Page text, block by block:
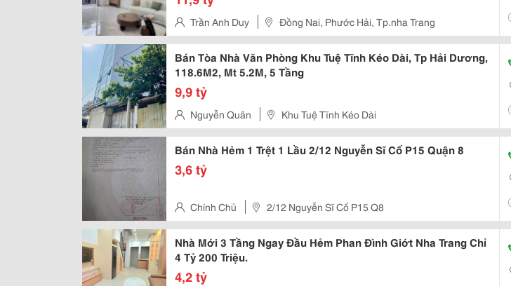
Trần Anh Duy Đồng Nai, Phước Hải, Tp.nha Trang
Bán Tòa Nhà Văn Phòng Khu Tuệ Tĩnh Kéo Dài, Tp Hải Dương,
118.6M2, Mt 5.2M, 5 Tầng
9,9 tỷ
Nguyễn Quân Khu Tuệ Tĩnh Kéo Dài
Bán Nhà Hẻm 1 Trệt 1 Lầu 2/12 Nguyễn Sĩ Cố P15 Quận 8
3,6 tỷ
Chính Chủ 2/12 Nguyễn Sĩ Cố P15 Q8
Nhà Mới 3 Tầng Ngay Đầu Hẻm Phan Đình Giớt Nha Trang Chỉ
4 Tỷ 200 Triệu.
4,2 tỷ